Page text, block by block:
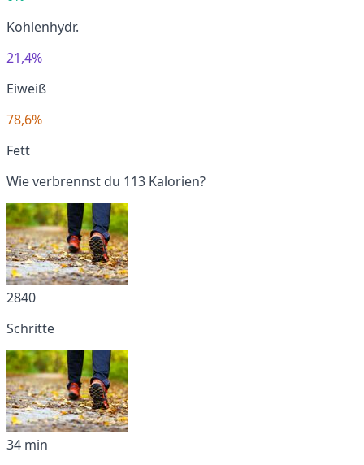
Kohlenhydr.
21,4%
Eiweiß
78,6%
Fett
Wie verbrennst du 113 Kalorien?
2840
Schritte
34 min